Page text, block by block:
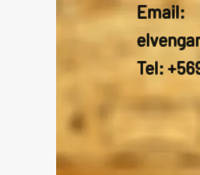
Email:
Tel: